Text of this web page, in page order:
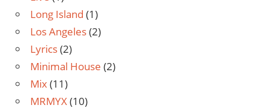
Long Island (1)
Los Angeles(2)
Lyrics(2)
Minimal House (2)
Mix(11)
MRMYX(10)